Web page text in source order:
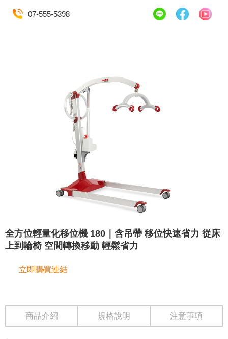
07-555-5398
全方位輕量化移位機 180｜含吊帶 移位快速省力 從床
上到輪椅 空間轉換移動 輕鬆省力
立即購買連結
商品介紹 規格說明 注意事項